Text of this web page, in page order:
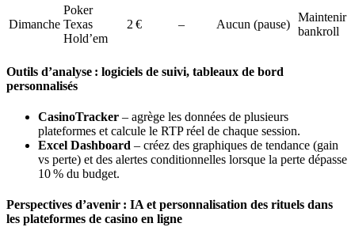
Dimanche
Poker
Texas
Hold’em
2 € – Aucun (pause)
Maintenir
bankroll
Outils d’analyse : logiciels de suivi, tableaux de bord
personnalisés
CasinoTracker – agrège les données de plusieurs
plateformes et calcule le RTP réel de chaque session.
Excel Dashboard – créez des graphiques de tendance (gain
vs perte) et des alertes conditionnelles lorsque la perte dépasse
10 % du budget.
Perspectives d’avenir : IA et personnalisation des rituels dans
les plateformes de casino en ligne